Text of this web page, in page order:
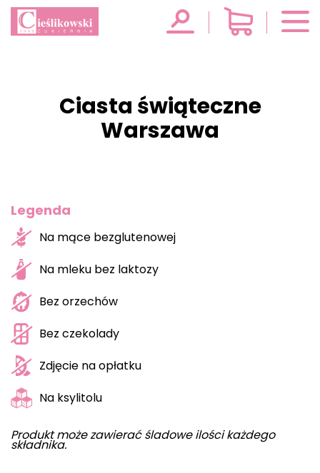
Ciasta świąteczne
Warszawa
Legenda
Na mące bezglutenowej
Na mleku bez laktozy
Bez orzechów
Bez czekolady
Zdjęcie na opłatku
Na ksylitolu
Produkt może zawierać śladowe ilości każdego
składnika.